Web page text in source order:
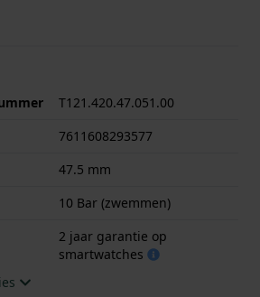
T121.420.47.051.00
7611608293577
47.5 mm
10 Bar (zwemmen)
2 jaar garantie op
smartwatches